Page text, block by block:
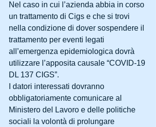
Nel caso in cui l’azienda abbia in corso
un trattamento di Cigs e che si trovi
nella condizione di dover sospendere il
trattamento per eventi legati
all’emergenza epidemiologica dovrà
utilizzare l’apposita causale “COVID-19
DL 137 CIGS”.
I datori interessati dovranno
obbligatoriamente comunicare al
Ministero del Lavoro e delle politiche
sociali la volontà di prolungare